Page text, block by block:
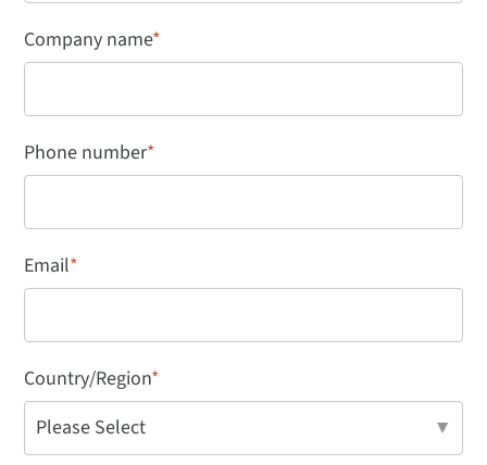
Company name*
Phone number*
Email*
Country/Region*